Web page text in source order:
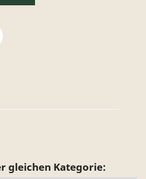
gleichen Kategorie: